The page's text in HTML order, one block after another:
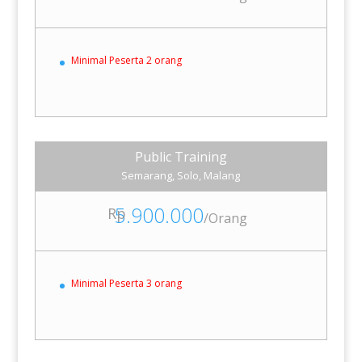
Minimal Peserta 2 orang
Public Training
Semarang, Solo, Malang
Rp
5.900.000/Orang
Minimal Peserta 3 orang